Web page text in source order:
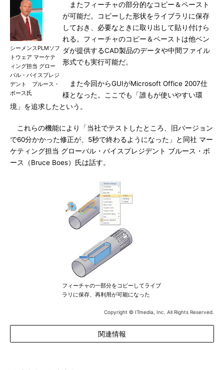
シーメンスPLMソフ
トウェア マーケテ
ィング担当 グロー
バル・バイスプレジ
デント ブルース・
ボース氏
またフィーチャの部分的なコピー＆ペースト
が可能だ。コピーした形状をライブラリに保存
しておき、必要なときに取り出して貼り付けら
れる。フィーチャのコピー＆ペーストは他ベン
ダが提供するCAD製品のデータや中間ファイル
形式でも実行可能だ。
また今回からGUIがMicrosoft Office 2007仕
様となった。ここでも「誰もが使いやすい環
境」を追求したという。
これらの機能により「当社でテストしたところ、旧バージョン
で60分かかった修正が、5秒で終わるようになった」と同社 マー
ケティング担当 グローバル・バイスプレジデント ブルース・ボ
ース（Bruce Boes）氏は話す。
フィーチャの一部分をコピーしてライブ
ラリに保存、再利用が可能になった
Copyright © ITmedia, Inc. All Rights Reserved.
関連情報